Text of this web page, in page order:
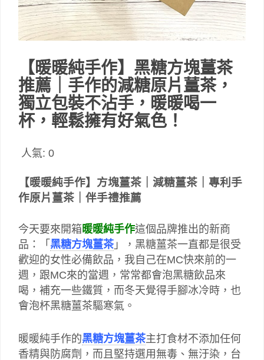
【暖暖純手作】黑糖方塊薑茶
推薦｜手作的減糖原片薑茶，
獨立包裝不沾手，暖暖喝一
杯，輕鬆擁有好氣色！
人氣: 0
【暖暖純手作】方塊薑茶｜減糖薑茶｜專利手
作原片薑茶｜伴手禮推薦
今天要來開箱暖暖純手作這個品牌推出的新商
品：「 黑糖方塊薑茶」，黑糖薑茶一直都是很受
歡迎的女性必備飲品，我自己在MC快來前的一
週，跟MC來的當週，常常都會泡黑糖飲品來
喝，補充一些鐵質，而冬天覺得手腳冰冷時，也
會泡杯黑糖薑茶驅寒氣。
暖暖純手作的黑糖方塊薑茶主打食材不添加任何
香精與防腐劑，而且堅持選用無毒、無汙染，台